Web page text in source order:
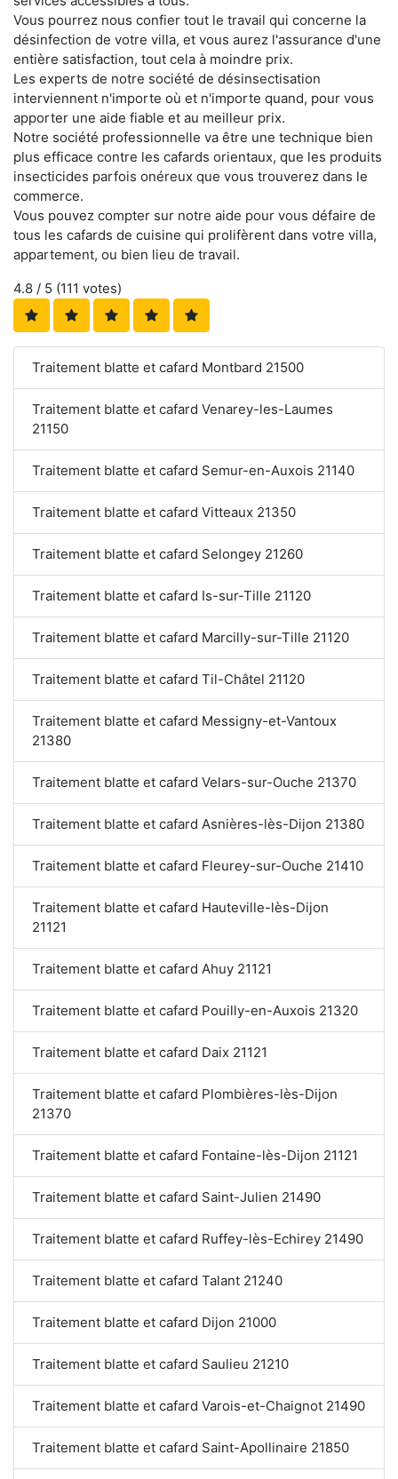
Vous pourrez nous confier tout le travail qui concerne la
désinfection de votre villa, et vous aurez l'assurance d'une
entière satisfaction, tout cela à moindre prix.
Les experts de notre société de désinsectisation
interviennent n'importe où et n'importe quand, pour vous
apporter une aide fiable et au meilleur prix.
Notre société professionnelle va être une technique bien
plus efficace contre les cafards orientaux, que les produits
insecticides parfois onéreux que vous trouverez dans le
commerce.
Vous pouvez compter sur notre aide pour vous défaire de
tous les cafards de cuisine qui prolifèrent dans votre villa,
appartement, ou bien lieu de travail.
4.8 / 5 (111 votes)
Traitement blatte et cafard Montbard 21500
Traitement blatte et cafard Venarey-les-Laumes
21150
Traitement blatte et cafard Semur-en-Auxois 21140
Traitement blatte et cafard Vitteaux 21350
Traitement blatte et cafard Selongey 21260
Traitement blatte et cafard Is-sur-Tille 21120
Traitement blatte et cafard Marcilly-sur-Tille 21120
Traitement blatte et cafard Til-Châtel 21120
Traitement blatte et cafard Messigny-et-Vantoux
21380
Traitement blatte et cafard Velars-sur-Ouche 21370
Traitement blatte et cafard Asnières-lès-Dijon 21380
Traitement blatte et cafard Fleurey-sur-Ouche 21410
Traitement blatte et cafard Hauteville-lès-Dijon
21121
Traitement blatte et cafard Ahuy 21121
Traitement blatte et cafard Pouilly-en-Auxois 21320
Traitement blatte et cafard Daix 21121
Traitement blatte et cafard Plombières-lès-Dijon
21370
Traitement blatte et cafard Fontaine-lès-Dijon 21121
Traitement blatte et cafard Saint-Julien 21490
Traitement blatte et cafard Ruffey-lès-Echirey 21490
Traitement blatte et cafard Talant 21240
Traitement blatte et cafard Dijon 21000
Traitement blatte et cafard Saulieu 21210
Traitement blatte et cafard Varois-et-Chaignot 21490
Traitement blatte et cafard Saint-Apollinaire 21850